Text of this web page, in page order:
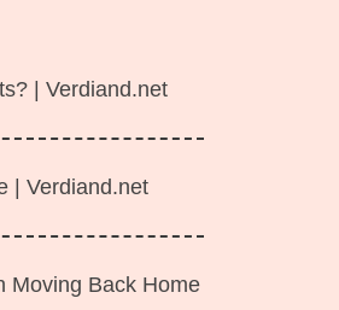
| Verdiand.net
| Verdiand.net
Moving Back Home